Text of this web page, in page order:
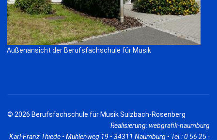
Außenansicht der Berufsfachschule für Musik
© 2026 Berufsfachschule für Musik Sulzbach-Rosenberg
Realisierung: webgrafik-naumburg
Karl-Franz Thiede • Mühlenweg 19 • 34311 Naumburg • Tel.: 0 56 25 -